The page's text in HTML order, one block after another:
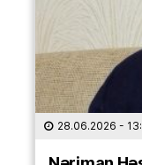
28.06.2026 -